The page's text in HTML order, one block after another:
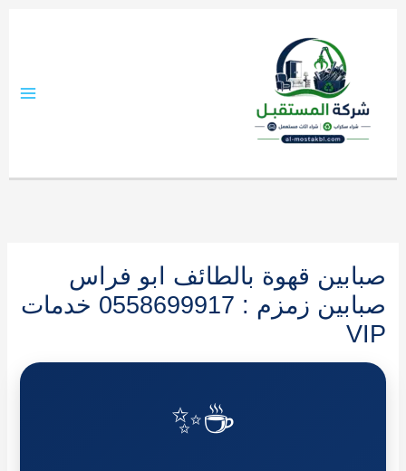
صبابين قهوة بالطائف ابو فراس
صبابين زمزم : 0558699917 خدمات
VIP
☕✨